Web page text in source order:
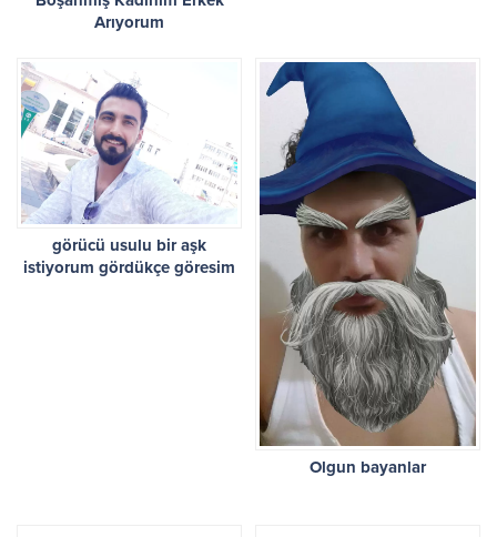
Arıyorum
görücü usulu bir aşk
istiyorum gördükçe göresim
Olgun bayanlar